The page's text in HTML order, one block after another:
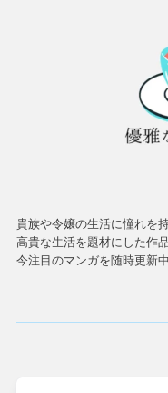
貴族や令嬢の生活に憧れを
高貴な生活を題材にした作
今注目のマンガを随時更新中